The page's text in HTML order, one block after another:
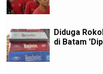
Diduga
di Batam